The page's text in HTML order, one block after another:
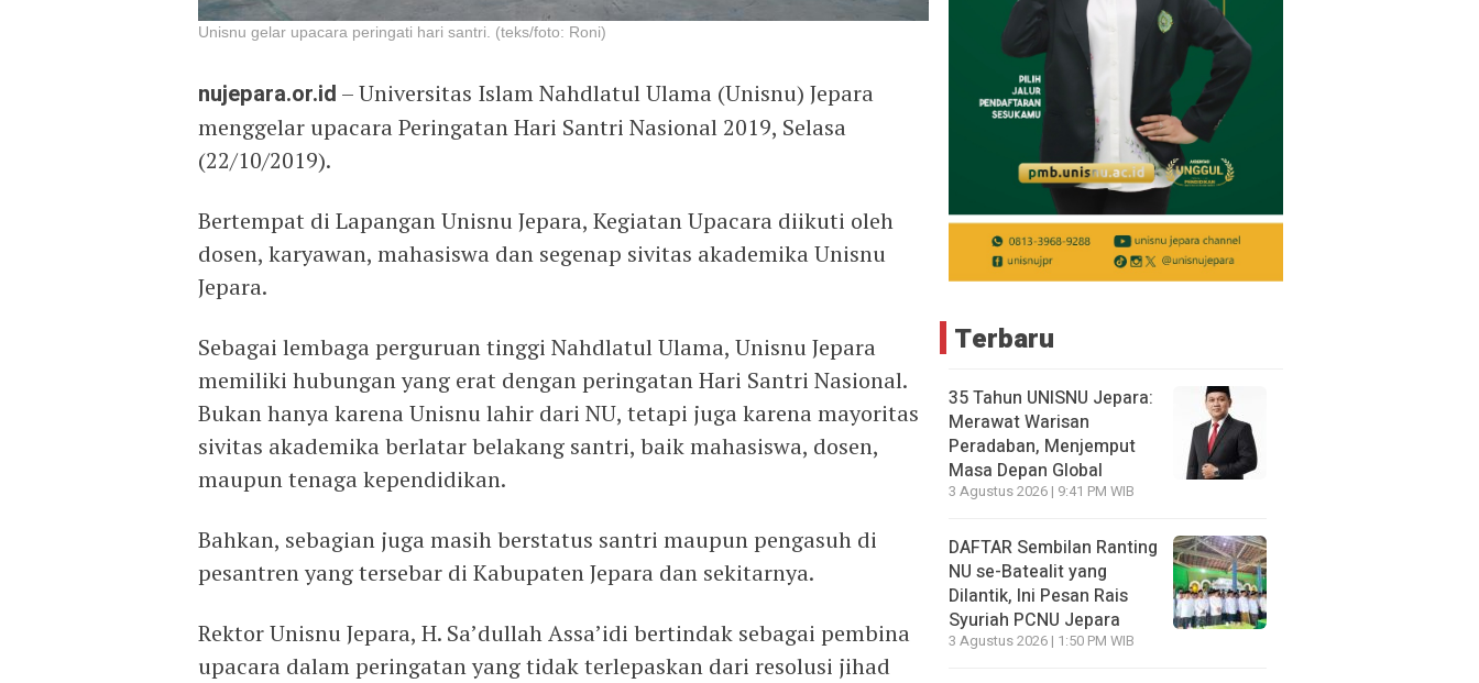
Unisnu gelar upacara peringati hari santri. (teks/foto: Roni)
nujepara.or.id – Universitas Islam Nahdlatul Ulama (Unisnu) Jepara
menggelar upacara Peringatan Hari Santri Nasional 2019, Selasa
(22/10/2019).
Bertempat di Lapangan Unisnu Jepara, Kegiatan Upacara diikuti oleh
dosen, karyawan, mahasiswa dan segenap sivitas akademika Unisnu
Jepara.
Sebagai lembaga perguruan tinggi Nahdlatul Ulama, Unisnu Jepara
memiliki hubungan yang erat dengan peringatan Hari Santri Nasional.
Bukan hanya karena Unisnu lahir dari NU, tetapi juga karena mayoritas
sivitas akademika berlatar belakang santri, baik mahasiswa, dosen,
maupun tenaga kependidikan.
Bahkan, sebagian juga masih berstatus santri maupun pengasuh di
pesantren yang tersebar di Kabupaten Jepara dan sekitarnya.
Rektor Unisnu Jepara, H. Sa’dullah Assa’idi bertindak sebagai pembina
upacara dalam peringatan yang tidak terlepaskan dari resolusi jihad
Terbaru
35 Tahun UNISNU Jepara:
Merawat Warisan
Peradaban, Menjemput
Masa Depan Global
3 Agustus 2026 | 9:41 PM WIB
DAFTAR Sembilan Ranting
NU se-Batealit yang
Dilantik, Ini Pesan Rais
Syuriah PCNU Jepara
3 Agustus 2026 | 1:50 PM WIB